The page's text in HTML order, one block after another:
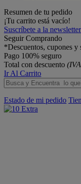
Resumen de tu pedido
¡Tu carrito está vacío!
Suscríbete a la newsletter
Seguir Comprando
*Descuentos, cupones y
Pago 100% seguro
Total con descuento
Ir Al Carrito
Estado de mi pedido